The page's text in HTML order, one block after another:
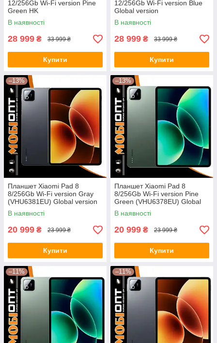
12/256Gb Wi-Fi version Pine
Green HK
В наявності
28 999 ₴ 33 999 ₴
Купити
12/256Gb Wi-Fi version Blue
Global version
В наявності
28 999 ₴ 33 999 ₴
Купити
–13%
Планшет Xiaomi Pad 8
8/256Gb Wi-Fi version Gray
(VHU6381EU) Global version
В наявності
20 999 ₴ 23 999 ₴
Купити
–13%
Планшет Xiaomi Pad 8
8/256Gb Wi-Fi version Pine
Green (VHU6378EU) Global
version
В наявності
20 999 ₴ 23 999 ₴
Купити
–11% –11%